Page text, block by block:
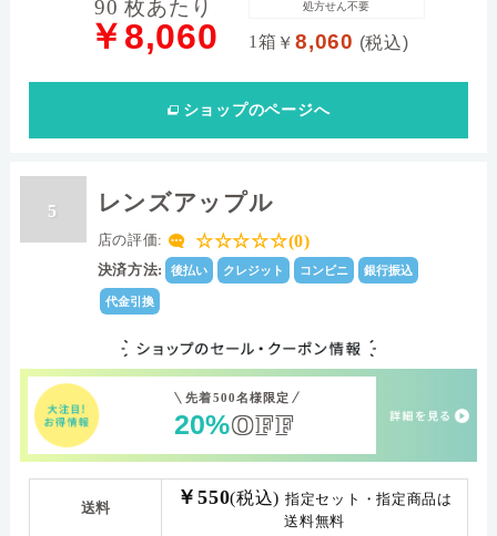
90 枚あたり
￥8,060 1箱 ￥8,060 (税込)
処方せん不要
ショップのページへ
5 レンズアップル
店の評価: ☆☆☆☆☆(0)
決済方法: 後払い クレジット コンビニ 銀行振込
代金引換
先着500名様限定
20%OFF
送料 ￥550(税込) 指定セット・指定商品は
送料無料